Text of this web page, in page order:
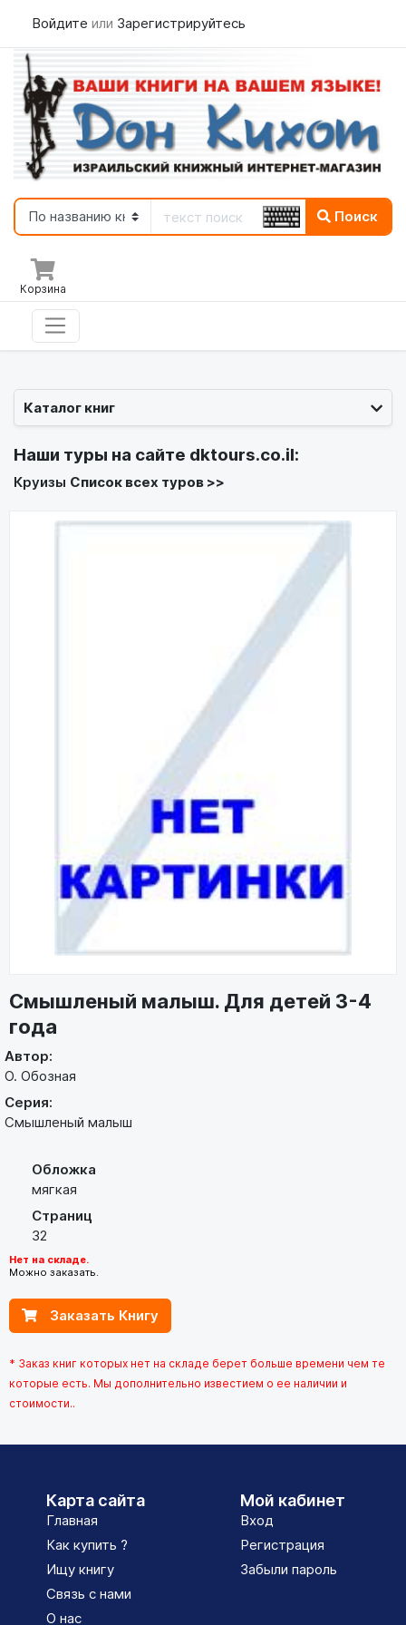
Войдите или Зарегистрируйтесь
Поиск
Корзина
Каталог книг
Наши туры на сайте dktours.co.il:
Круизы Список всех туров >>
Смышленый малыш. Для детей 3-4
года
Автор:
О. Обозная
Серия:
Смышленый малыш
Обложка
мягкая
Страниц
32
Нет на складе.
Можно заказать.
Заказать Книгу
* Заказ книг которых нет на складе берет больше времени чем те
которые есть. Мы дополнительно известием о ее наличии и
стоимости..
Карта сайта
Главная
Как купить ?
Ищу книгу
Связь с нами
О нас
Мой кабинет
Вход
Регистрация
Забыли пароль